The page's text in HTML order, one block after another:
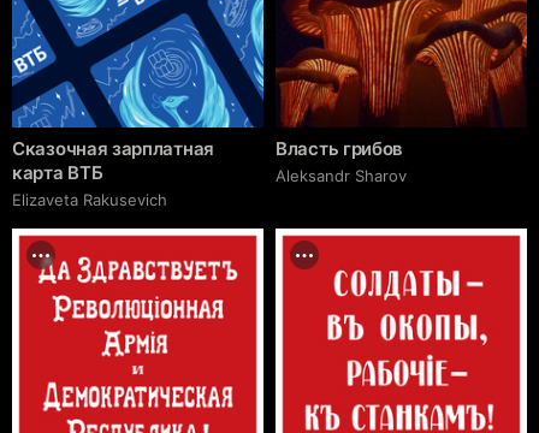
Сказочная зарплатная
карта ВТБ
Elizaveta Rakusevich
Власть грибов
Aleksandr Sharov